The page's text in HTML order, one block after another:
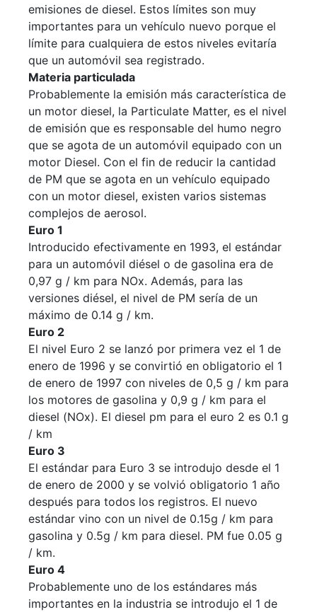
emisiones de diesel. Estos límites son muy
importantes para un vehículo nuevo porque el
límite para cualquiera de estos niveles evitaría
que un automóvil sea registrado.
Materia particulada
Probablemente la emisión más característica de
un motor diesel, la Particulate Matter, es el nivel
de emisión que es responsable del humo negro
que se agota de un automóvil equipado con un
motor Diesel. Con el fin de reducir la cantidad
de PM que se agota en un vehículo equipado
con un motor diesel, existen varios sistemas
complejos de aerosol.
Euro 1
Introducido efectivamente en 1993, el estándar
para un automóvil diésel o de gasolina era de
0,97 g / km para NOx. Además, para las
versiones diésel, el nivel de PM sería de un
máximo de 0.14 g / km.
Euro 2
El nivel Euro 2 se lanzó por primera vez el 1 de
enero de 1996 y se convirtió en obligatorio el 1
de enero de 1997 con niveles de 0,5 g / km para
los motores de gasolina y 0,9 g / km para el
diesel (NOx). El diesel pm para el euro 2 es 0.1 g
/ km
Euro 3
El estándar para Euro 3 se introdujo desde el 1
de enero de 2000 y se volvió obligatorio 1 año
después para todos los registros. El nuevo
estándar vino con un nivel de 0.15g / km para
gasolina y 0.5g / km para diesel. PM fue 0.05 g
/ km.
Euro 4
Probablemente uno de los estándares más
importantes en la industria se introdujo el 1 de